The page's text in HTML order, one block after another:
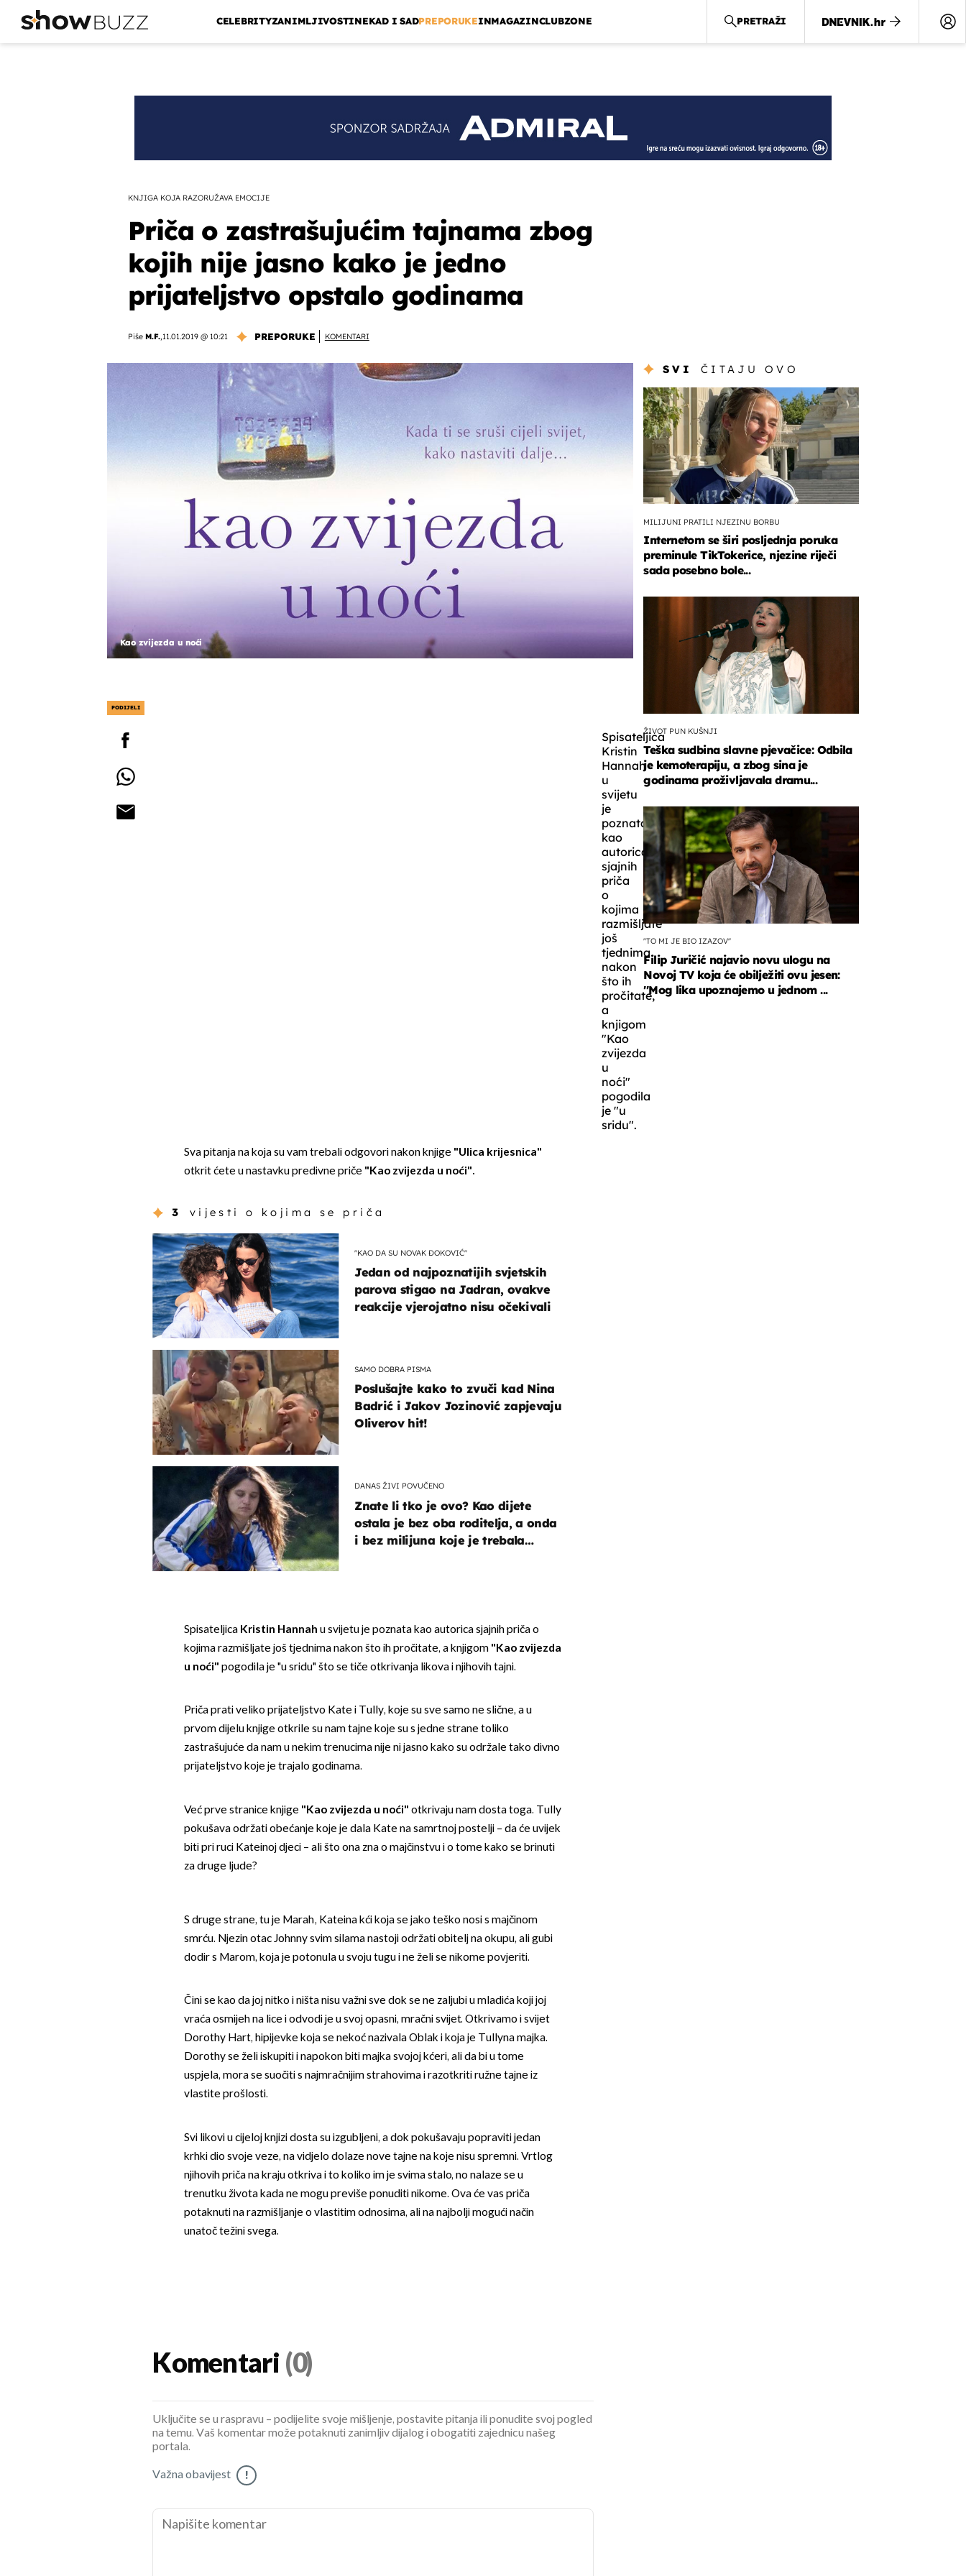
CELEBRITYZANIMLJIVOSTINEKAD I SADPREPORUKEINMAGAZINCLUBZONE PRETRAŽI
KNJIGA KOJA RAZORUŽAVA EMOCIJE
Priča o zastrašujućim tajnama zbog
kojih nije jasno kako je jedno
prijateljstvo opstalo godinama
Piše M.F.,11.01.2019 @ 10:21 PREPORUKE KOMENTARI
Kao zvijezda u noći
PODIJELI
Spisateljica
Kristin
Hannah
u
svijetu
je
poznata
kao
autorica
sjajnih
priča
o
kojima
razmišljate
još
tjednima
nakon
što ih
pročitate,
a
knjigom
"Kao
zvijezda
u
noći"
pogodila
je "u
sridu".
Sva pitanja na koja su vam trebali odgovori nakon knjige "Ulica krijesnica"
otkrit ćete u nastavku predivne priče "Kao zvijezda u noći".
3 vijesti o kojima se priča
"KAO DA SU NOVAK ĐOKOVIĆ"
Jedan od najpoznatijih svjetskih
parova stigao na Jadran, ovakve
reakcije vjerojatno nisu očekivali
SAMO DOBRA PISMA
Poslušajte kako to zvuči kad Nina
Badrić i Jakov Jozinović zapjevaju
Oliverov hit!
DANAS ŽIVI POVUČENO
Znate li tko je ovo? Kao dijete
ostala je bez oba roditelja, a onda
i bez milijuna koje je trebala
Spisateljica Kristin Hannah u svijetu je poznata kao autorica sjajnih priča o
kojima razmišljate još tjednima nakon što ih pročitate, a knjigom "Kao zvijezda
u noći" pogodila je "u sridu" što se tiče otkrivanja likova i njihovih tajni.
Priča prati veliko prijateljstvo Kate i Tully, koje su sve samo ne slične, a u
prvom dijelu knjige otkrile su nam tajne koje su s jedne strane toliko
zastrašujuće da nam u nekim trenucima nije ni jasno kako su održale tako divno
prijateljstvo koje je trajalo godinama.
Već prve stranice knjige "Kao zvijezda u noći" otkrivaju nam dosta toga. Tully
pokušava održati obećanje koje je dala Kate na samrtnoj postelji – da će uvijek
biti pri ruci Kateinoj djeci – ali što ona zna o majčinstvu i o tome kako se brinuti
za druge ljude?
S druge strane, tu je Marah, Kateina kći koja se jako teško nosi s majčinom
smrću. Njezin otac Johnny svim silama nastoji održati obitelj na okupu, ali gubi
dodir s Marom, koja je potonula u svoju tugu i ne želi se nikome povjeriti.
Čini se kao da joj nitko i ništa nisu važni sve dok se ne zaljubi u mladića koji joj
vraća osmijeh na lice i odvodi je u svoj opasni, mračni svijet. Otkrivamo i svijet
Dorothy Hart, hipijevke koja se nekoć nazivala Oblak i koja je Tullyna majka.
Dorothy se želi iskupiti i napokon biti majka svojoj kćeri, ali da bi u tome
uspjela, mora se suočiti s najmračnijim strahovima i razotkriti ružne tajne iz
vlastite prošlosti.
Svi likovi u cijeloj knjizi dosta su izgubljeni, a dok pokušavaju popraviti jedan
krhki dio svoje veze, na vidjelo dolaze nove tajne na koje nisu spremni. Vrtlog
njihovih priča na kraju otkriva i to koliko im je svima stalo, no nalaze se u
trenutku života kada ne mogu previše ponuditi nikome. Ova će vas priča
potaknuti na razmišljanje o vlastitim odnosima, ali na najbolji mogući način
unatoč težini svega.
SVI ČITAJU OVO
MILIJUNI PRATILI NJEZINU BORBU
Internetom se širi posljednja poruka
preminule TikTokerice, njezine riječi
sada posebno bole...
ŽIVOT PUN KUŠNJI
Teška sudbina slavne pjevačice: Odbila
je kemoterapiju, a zbog sina je
godinama proživljavala dramu...
''TO MI JE BIO IZAZOV''
Filip Juričić najavio novu ulogu na
Novoj TV koja će obilježiti ovu jesen:
''Mog lika upoznajemo u jednom ...
Komentari (0)
Uključite se u raspravu – podijelite svoje mišljenje, postavite pitanja ili ponudite svoj pogled
na temu. Vaš komentar može potaknuti zanimljiv dijalog i obogatiti zajednicu našeg
portala.
Važna obavijest !
OMOGUĆI OBAVIJESTI